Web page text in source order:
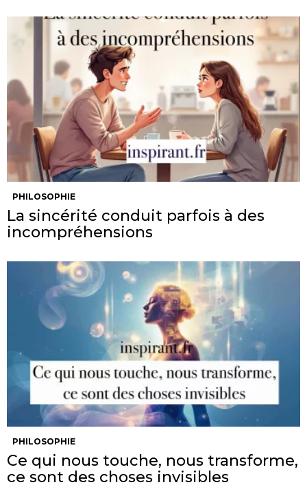
PHILOSOPHIE
La sincérité conduit parfois à des
incompréhensions
PHILOSOPHIE
Ce qui nous touche, nous transforme,
ce sont des choses invisibles